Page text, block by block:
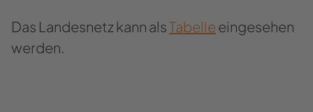
Das Lan­des­netz kann alsTa­bel­le ein­ge­se­hen
wer­den.